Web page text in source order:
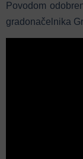
Povodom
gradonačelnika